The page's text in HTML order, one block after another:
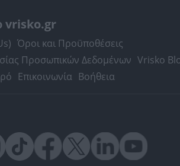
vrisko.gr
Όροι και Προϋποθέσεις
Προσωπικών Δεδομένων Vrisko
Επικοινωνία Βοήθεια